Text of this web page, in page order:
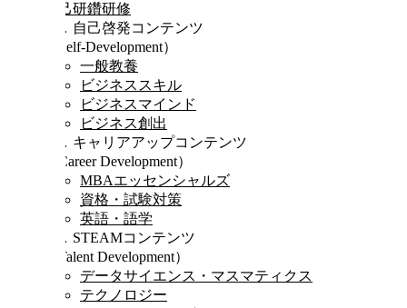
自己研鑽研修
Ⅰ．自己啓発コンテンツ
（Self-Development）
一般教養
ビジネススキル
ビジネスマインド
ビジネス創出
Ⅱ．キャリアアップコンテンツ
（Career Development）
MBAエッセンシャルズ
資格・試験対策
英語・語学
Ⅲ．STEAMコンテンツ
（Talent Development）
データサイエンス・マスマティクス
テクノロジー